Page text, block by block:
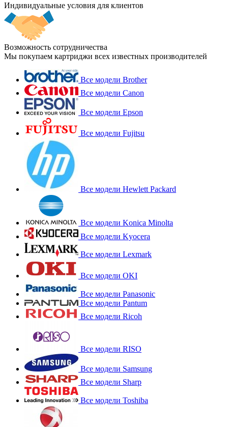
Индивидуальные условия для клиентов
Возможность сотрудничества
Мы покупаем картриджи всех известных производителей
Все модели Brother
Все модели Canon
Все модели Epson
Все модели Fujitsu
Все модели Hewlett Packard
Все модели Konica Minolta
Все модели Kyocera
Все модели Lexmark
Все модели OKI
Все модели Panasonic
Все модели Pantum
Все модели Ricoh
Все модели RISO
Все модели Samsung
Все модели Sharp
Все модели Toshiba